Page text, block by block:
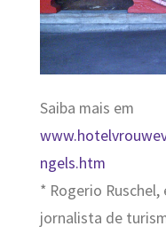
Saiba mais em
ngels.htm
* Rogerio
jornalista de